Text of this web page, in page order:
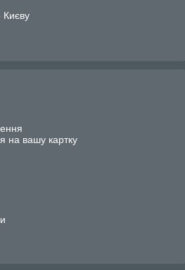
Києву
на вашу картку